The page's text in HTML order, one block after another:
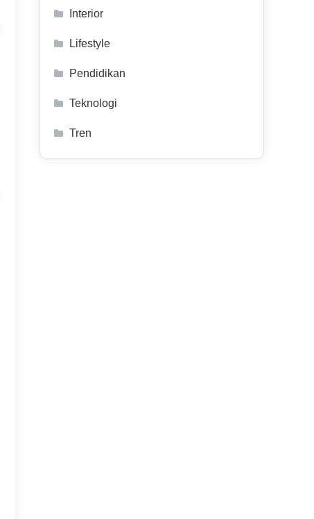
Interior
Lifestyle
Pendidikan
Teknologi
Tren